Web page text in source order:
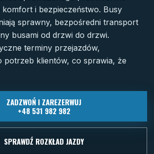
i bezpieczeństwo. Busy
sprawny, bezpośredni transport
busami od drzwi do drzwi.
terminy przejazdów,
potrzeb klientów, co sprawia, że
ZADZWOŃ I ZAREZERWUJ
+48 531 982 982
SPRAWDŹ ROZKŁAD JAZDY